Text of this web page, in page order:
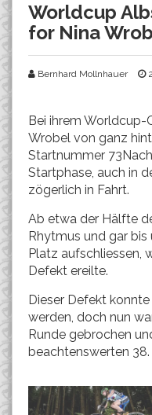
Worldcup
for Nina
Bernhard Mollnhauer
Bei ihrem
Wrobel von ganz
Startnummer
Startphase, auch in
zögerlich in Fahrt.
Ab etwa der Hälfte
Rhytmus und gar bis
Platz aufschliessen,
Defekt ereilte.
Dieser Defekt
werden, doch nun
Runde gebrochen
beachtenswerten 38.